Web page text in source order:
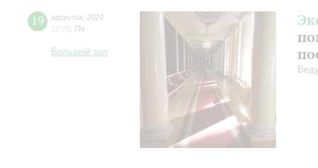
19 августа
2024
12:00 Пн
Большой зал